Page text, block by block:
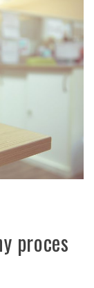
proces